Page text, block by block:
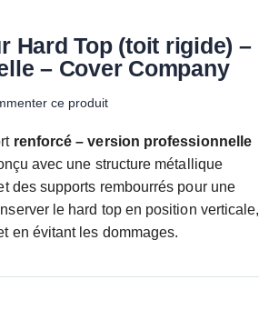
Hard Top (toit rigide) –
– Cover Company
ce produit
renforcé – version professionnelle
avec une structure métallique
des supports rembourrés pour une
le hard top en position verticale,
en évitant les dommages.